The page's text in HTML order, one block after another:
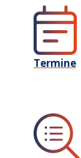
Termine